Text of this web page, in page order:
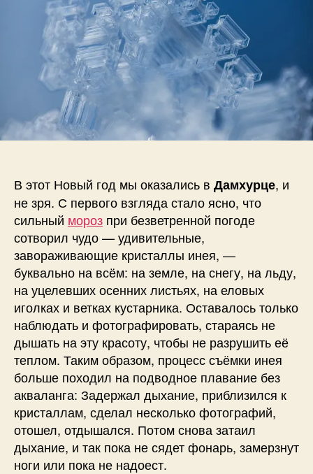
о
в
В этот Новый год мы оказались в Дамхурце, и
не зря. С первого взгляда стало ясно, что
сильный мороз при безветренной погоде
сотворил чудо — удивительные,
завораживающие кристаллы инея, —
буквально на всём: на земле, на снегу, на льду,
на уцелевших осенних листьях, на еловых
иголках и ветках кустарника. Оставалось только
наблюдать и фотографировать, стараясь не
дышать на эту красоту, чтобы не разрушить её
теплом. Таким образом, процесс съёмки инея
больше походил на подводное плавание без
акваланга: Задержал дыхание, приблизился к
кристаллам, сделал несколько фотографий,
отошел, отдышался. Потом снова затаил
дыхание, и так пока не сядет фонарь, замерзнут
ноги или пока не надоест.